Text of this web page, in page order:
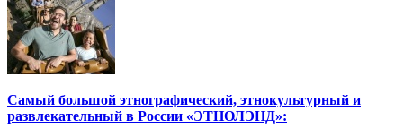
Самый большой этнографический, этнокультурный и
развлекательный в России «ЭТНОЛЭНД»: